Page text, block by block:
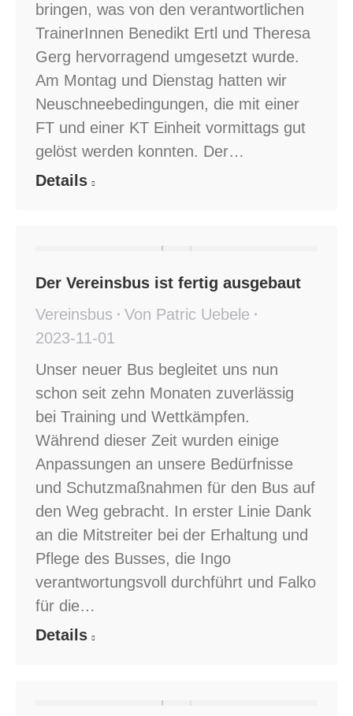
bringen, was von den verantwortlichen
TrainerInnen Benedikt Ertl und Theresa
Gerg hervorragend umgesetzt wurde.
Am Montag und Dienstag hatten wir
Neuschneebedingungen, die mit einer
FT und einer KT Einheit vormittags gut
gelöst werden konnten. Der…
Details
Der Vereinsbus ist fertig ausgebaut
Vereinsbus
Von Patric Uebele
2023-11-01
Unser neuer Bus begleitet uns nun
schon seit zehn Monaten zuverlässig
bei Training und Wettkämpfen.
Während dieser Zeit wurden einige
Anpassungen an unsere Bedürfnisse
und Schutzmaßnahmen für den Bus auf
den Weg gebracht. In erster Linie Dank
an die Mitstreiter bei der Erhaltung und
Pflege des Busses, die Ingo
verantwortungsvoll durchführt und Falko
für die…
Details